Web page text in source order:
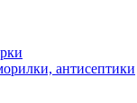
антисептики